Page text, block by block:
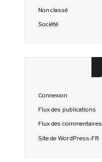
Non classé
Société
Connexion
Flux des publications
Flux des commentaires
Site de WordPress-FR